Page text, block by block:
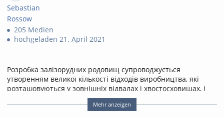
Sebastian
Rossow
205 Medien
hochgeladen 21. April 2021
Розробка залізорудних родовищ супроводжується
утворенням великої кількості відходів виробництва, які
розташовуються у зовнішніх відвалах і хвостосховищах, і
можуть займати тисячі гектарів землі. При цьому значні
об’єми відходів гірничовидобувної промисловості мають
Mehr anzeigen